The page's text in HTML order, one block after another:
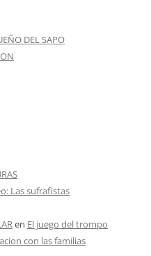
DEL SAPO
Las sufrafistas
en El juego del trompo
con las familias